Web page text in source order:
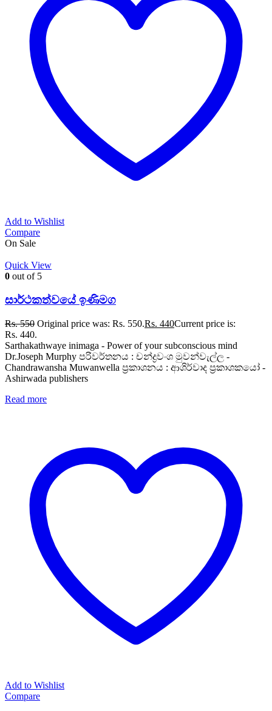
Add to Wishlist
Compare
On Sale
Quick View
0 out of 5
සාර්ථකත්වයේ ඉණිමග
Rs.550 Original price was: Rs. 550.Rs. 440Current price is:
Rs. 440.
Sarthakathwaye inimaga - Power of your subconscious mind
Dr.Joseph Murphy පරිවර්තනය : චන්ද්‍රවංශ මුවන්වැල්ල -
Chandrawansha Muwanwella ප්‍රකාශනය : ආශිර්වාද ප්‍රකාශකයෝ -
Ashirwada publishers
Read more
Add to Wishlist
Compare